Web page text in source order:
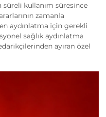
kullanım süresince
zamanla
aydınlatma için gerekli
sağlık aydınlatma
ayıran özel